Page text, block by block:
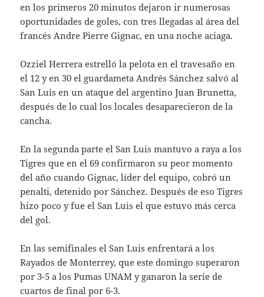
en los primeros 20 minutos dejaron ir numerosas
oportunidades de goles, con tres llegadas al área del
francés Andre Pierre Gignac, en una noche aciaga.
Ozziel Herrera estrelló la pelota en el travesaño en
el 12 y en 30 el guardameta Andrés Sánchez salvó al
San Luis en un ataque del argentino Juan Brunetta,
después de lo cual los locales desaparecieron de la
cancha.
En la segunda parte el San Luis mantuvo a raya a los
Tigres que en el 69 confirmaron su peor momento
del año cuando Gignac, líder del equipo, cobró un
penalti, detenido por Sánchez. Después de eso Tigres
hizo poco y fue el San Luis el que estuvo más cerca
del gol.
En las semifinales el San Luis enfrentará a los
Rayados de Monterrey, que este domingo superaron
por 3-5 a los Pumas UNAM y ganaron la serie de
cuartos de final por 6-3.